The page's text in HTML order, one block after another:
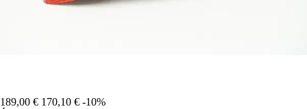
189,00 € 170,10 € -10%